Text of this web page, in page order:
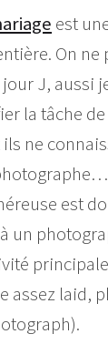
est
On
J, aussi
la tâche
ne
est
un
assez laid,